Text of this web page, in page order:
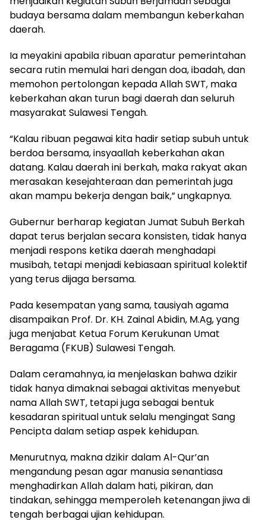
budaya bersama dalam membangun keberkahan
daerah.
Ia meyakini apabila ribuan aparatur pemerintahan
secara rutin memulai hari dengan doa, ibadah, dan
memohon pertolongan kepada Allah SWT, maka
keberkahan akan turun bagi daerah dan seluruh
masyarakat Sulawesi Tengah.
“Kalau ribuan pegawai kita hadir setiap subuh untuk
berdoa bersama, insyaallah keberkahan akan
datang. Kalau daerah ini berkah, maka rakyat akan
merasakan kesejahteraan dan pemerintah juga
akan mampu bekerja dengan baik,” ungkapnya.
Gubernur berharap kegiatan Jumat Subuh Berkah
dapat terus berjalan secara konsisten, tidak hanya
menjadi respons ketika daerah menghadapi
musibah, tetapi menjadi kebiasaan spiritual kolektif
yang terus dijaga bersama.
Pada kesempatan yang sama, tausiyah agama
disampaikan Prof. Dr. KH. Zainal Abidin, M.Ag, yang
juga menjabat Ketua Forum Kerukunan Umat
Beragama (FKUB) Sulawesi Tengah.
Dalam ceramahnya, ia menjelaskan bahwa dzikir
tidak hanya dimaknai sebagai aktivitas menyebut
nama Allah SWT, tetapi juga sebagai bentuk
kesadaran spiritual untuk selalu mengingat Sang
Pencipta dalam setiap aspek kehidupan.
Menurutnya, makna dzikir dalam Al-Qur’an
mengandung pesan agar manusia senantiasa
menghadirkan Allah dalam hati, pikiran, dan
tindakan, sehingga memperoleh ketenangan jiwa di
tengah berbagai ujian kehidupan.